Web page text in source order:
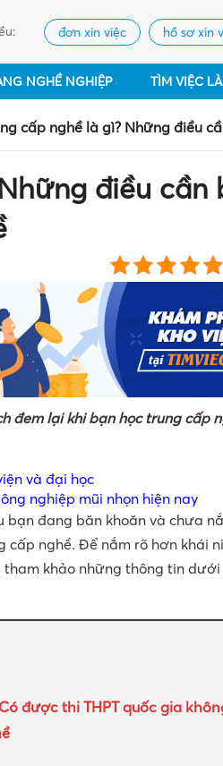
đơn xin việc hồ sơ xin
NGHỀ NGHIỆP TÌM VIỆC
cấp nghề là gì? Những điều
điều cần
đem lại khi bạn học trung cấp
và đại học
nghiệp mũi nhọn hiện nay
bạn đang băn khoăn và chưa
cấp nghề. Để nắm rõ hơn khái
khảo những thông tin
được thi THPT quốc gia